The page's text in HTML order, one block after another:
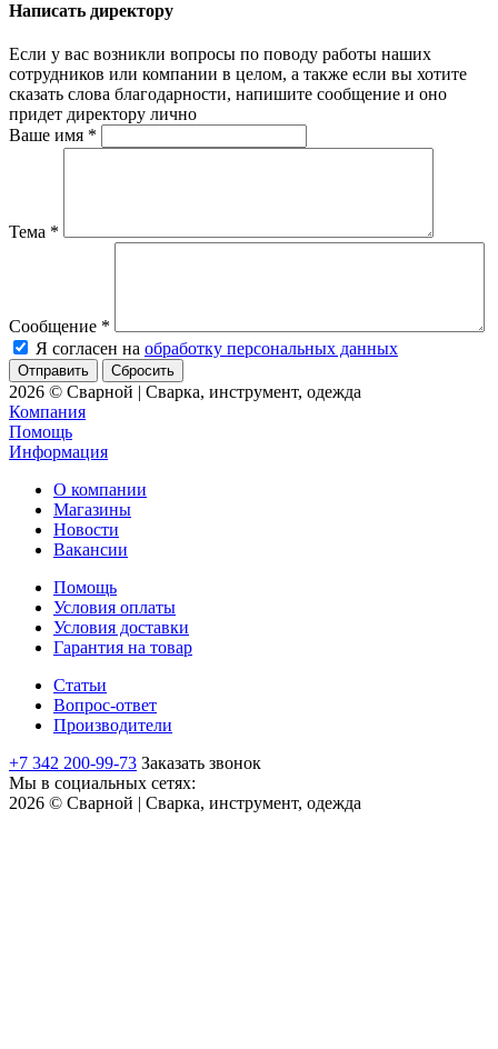
Написать директору
Если у вас возникли вопросы по поводу работы наших
сотрудников или компании в целом, а также если вы хотите
сказать слова благодарности, напишите сообщение и оно
придет директору лично
Ваше имя *
Тема *
Сообщение *
Я согласен на обработку персональных данных
Сбросить
2026 © Сварной | Сварка, инструмент, одежда
Компания
Помощь
Информация
О компании
Магазины
Новости
Вакансии
Помощь
Условия оплаты
Условия доставки
Гарантия на товар
Статьи
Вопрос-ответ
Производители
+7 342 200-99-73 Заказать звонок
Мы в социальных сетях:
2026 © Сварной | Сварка, инструмент, одежда